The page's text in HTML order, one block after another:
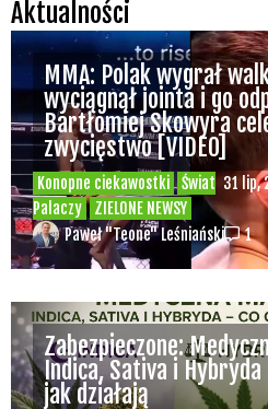
Aktualności
Konopne ciekawostki
Świat
Palaczy
ZIELONE NEWSY
31 lip,
MMA: Polak wygrał
wyciągnął jointa i go
Bartłomiej Skowyra
zwycięstwo [VIDEO]
Paweł "Teone" Leśniański 1
Zabezpieczone:
Indica, Sativa i
jak działają